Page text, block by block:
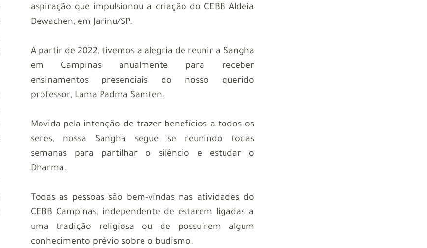
aspiração que impulsionou a criação do CEBB Aldeia
Dewachen, em Jarinu/SP.
A partir de 2022, tivemos a alegria de reunir a Sangha
em Campinas anualmente para receber
ensinamentos presenciais do nosso querido
professor, Lama Padma Samten.
Movida pela intenção de trazer benefícios a todos os
seres, nossa Sangha segue se reunindo todas
semanas para partilhar o silêncio e estudar o
Dharma.
Todas as pessoas são bem-vindas nas atividades do
CEBB Campinas, independente de estarem ligadas a
uma tradição religiosa ou de possuírem algum
conhecimento prévio sobre o budismo.